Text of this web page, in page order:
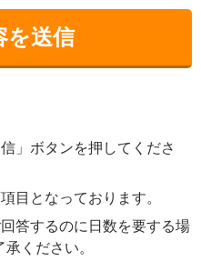
」ボタンを押してくださ
目となっております。
答するのに日数を要する場
ください。